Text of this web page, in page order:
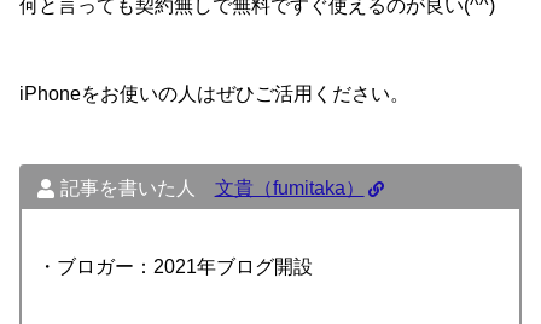
何と言っても契約無しで無料ですぐ使えるのが良い(^^)
iPhoneをお使いの人はぜひご活用ください。
記事を書いた人 文貴（fumitaka）
・ブロガー：2021年ブログ開設